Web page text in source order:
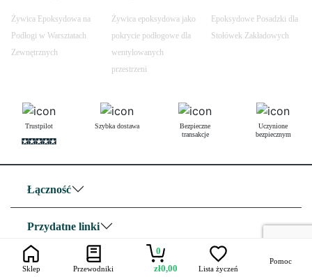
Żywica Epoksydowa na
Podłogi w Warsztatach
Zewnętrznych
Żywica epoksydowa jako
pokrycie podłogowe dla
wentylowanych
przestrzeni
Epoksydowe Posadzki dla
Stołówek Zakładowych
Trustpilot Szybka dostawa
Bezpieczne
transakcje
Uczynione
bezpiecznym
Łączność
Przydatne linki
O nas
Sklep Przewodniki
0
zł0,00 Lista życzeń
Pomoc